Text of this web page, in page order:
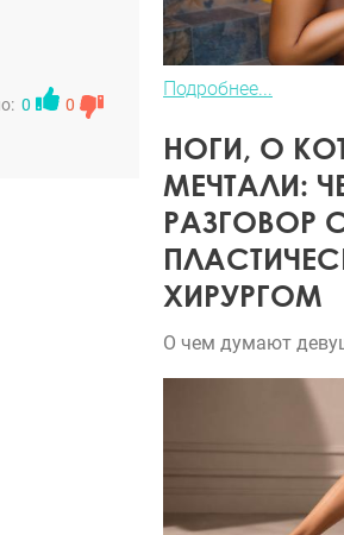
0 0
Подробнее...
НОГИ, О
МЕЧТАЛИ:
РАЗГОВОР
ХИРУРГОМ
О чем думают